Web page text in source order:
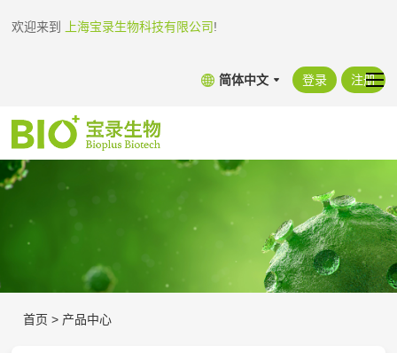
欢迎来到 上海宝录生物科技有限公司!
简体中文 登录 注册
首页 > 产品中心